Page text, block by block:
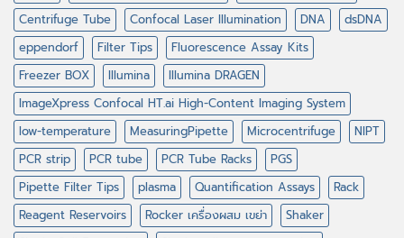
Centrifuge Tube
Confocal Laser Illumination DNA
dsDNA
eppendorf
Filter Tips
Fluorescence Assay Kits
Freezer BOX
Illumina
Illumina DRAGEN
ImageXpress Confocal HT.ai High-Content Imaging System
low-temperature
MeasuringPipette Microcentrifuge
NIPT
PCR strip
PCR tube PCR Tube Racks
PGS
Pipette Filter Tips
plasma Quantification Assays
Rack
Reagent Reservoirs
Rocker เครื่องผสม เขย่า
Shaker